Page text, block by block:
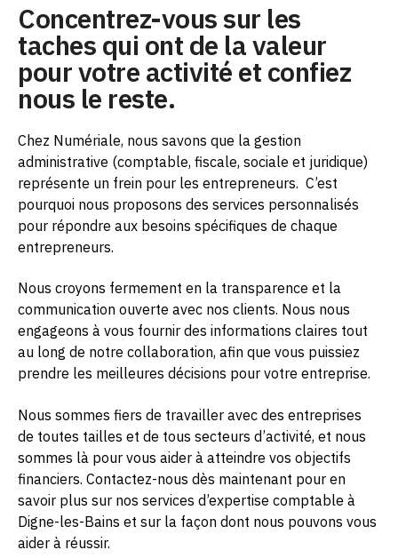
Concentrez-vous sur les
taches qui ont de la valeur
pour votre activité et confiez
nous le reste.
Chez Numériale, nous savons que la gestion
administrative (comptable, fiscale, sociale et juridique)
représente un frein pour les entrepreneurs. C’est
pourquoi nous proposons des services personnalisés
pour répondre aux besoins spécifiques de chaque
entrepreneurs.
Nous croyons fermement en la transparence et la
communication ouverte avec nos clients. Nous nous
engageons à vous fournir des informations claires tout
au long de notre collaboration, afin que vous puissiez
prendre les meilleures décisions pour votre entreprise.
Nous sommes fiers de travailler avec des entreprises
de toutes tailles et de tous secteurs d’activité, et nous
sommes là pour vous aider à atteindre vos objectifs
financiers. Contactez-nous dès maintenant pour en
savoir plus sur nos services d’expertise comptable à
Digne-les-Bains et sur la façon dont nous pouvons vous
aider à réussir.